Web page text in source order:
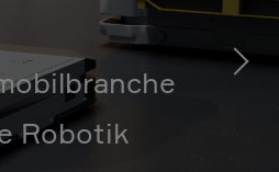
Robotik